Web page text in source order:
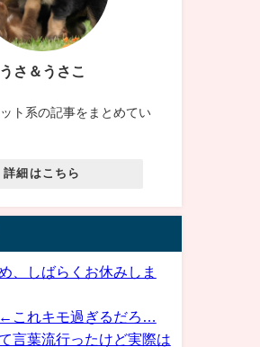
うさ＆うさこ
ト系の記事をまとめてい
詳細はこちら
、しばらくお休みしま
←これキモ過ぎるだろ…
言葉流行ったけど実際は